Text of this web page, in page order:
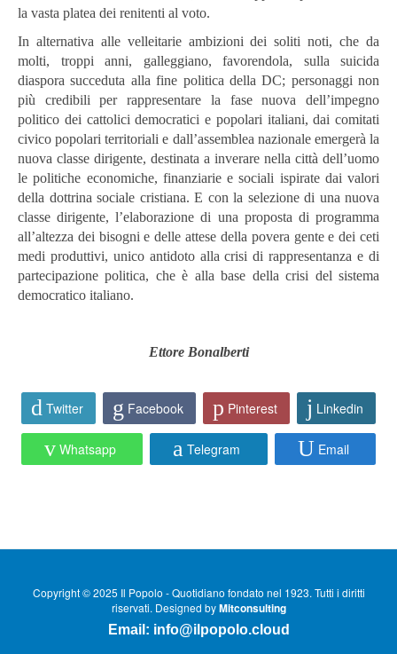
la vasta platea dei renitenti al voto.
In alternativa alle velleitarie ambizioni dei soliti noti, che da
molti, troppi anni, galleggiano, favorendola, sulla suicida
diaspora succeduta alla fine politica della DC; personaggi non
più credibili per rappresentare la fase nuova dell’impegno
politico dei cattolici democratici e popolari italiani, dai comitati
civico popolari territoriali e dall’assemblea nazionale emergerà la
nuova classe dirigente, destinata a inverare nella città dell’uomo
le politiche economiche, finanziarie e sociali ispirate dai valori
della dottrina sociale cristiana. E con la selezione di una nuova
classe dirigente, l’elaborazione di una proposta di programma
all’altezza dei bisogni e delle attese della povera gente e dei ceti
medi produttivi, unico antidoto alla crisi di rappresentanza e di
partecipazione politica, che è alla base della crisi del sistema
democratico italiano.
Ettore Bonalberti
Twitter Facebook Pinterest Linkedin
Whatsapp Telegram Email
Copyright © 2025 Il Popolo - Quotidiano fondato nel 1923. Tutti i diritti
riservati. Designed byMitconsulting
Email: info@ilpopolo.cloud